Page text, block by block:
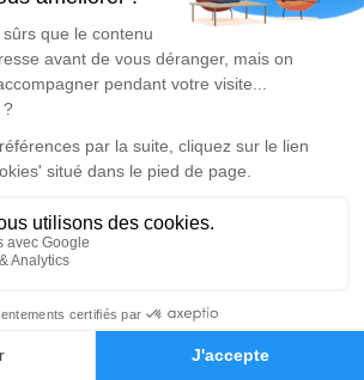
Hommages
d’arbre hommage estdisponible
2023 à 11h30
Cimetière Communautaire 161,